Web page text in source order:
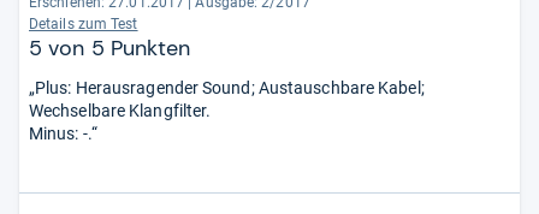
Details zum Test
5 von 5 Punkten
„Plus: Herausragender Sound; Austauschbare Kabel;
Wechselbare Klangfilter.
Minus: -.“